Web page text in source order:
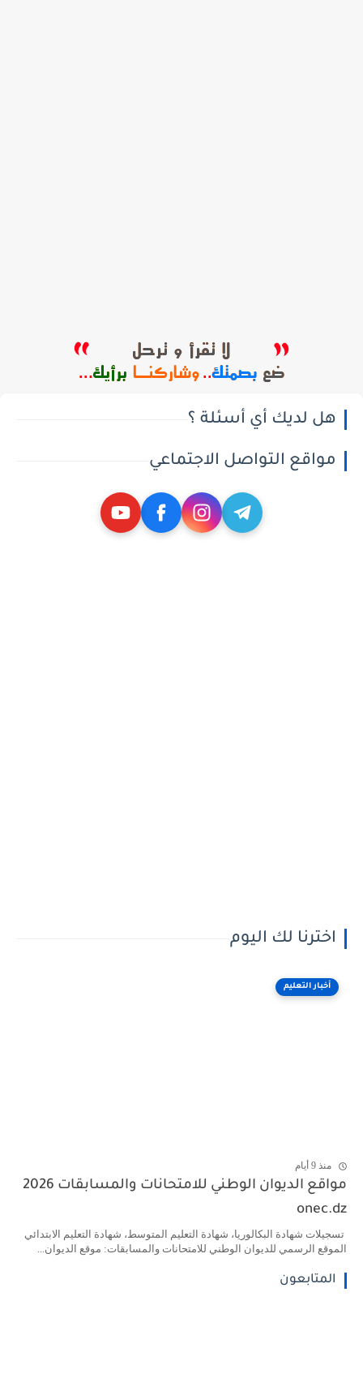
هل لديك أي أسئلة ؟
مواقع التواصل الاجتماعي
اخترنا لك اليوم
أخبار التعليم
منذ 9 أيام
مواقع الديوان الوطني للامتحانات والمسابقات 2026
onec.dz
تسجيلات شهادة البكالوريا، شهادة التعليم المتوسط، شهادة التعليم الابتدائي
الموقع الرسمي للديوان الوطني للامتحانات والمسابقات: موقع الديوان...
المتابعون